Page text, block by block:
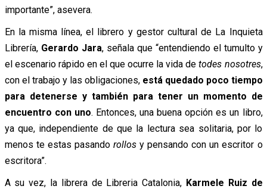
importante”, asevera.
En la misma línea, el librero y gestor cultural de La Inquieta
Librería, Gerardo Jara, señala que “entendiendo el tumulto y
el escenario rápido en el que ocurre la vida detodes nosotres,
con el trabajo y las obligaciones, está quedado poco tiempo
para detenerse y también para tener un momento de
encuentro con uno. Entonces, una buena opción es un libro,
ya que, independiente de que la lectura sea solitaria, por lo
menos te estas pasando rollosy pensando con un escritor o
escritora”.
A su vez, la librera de Libreria Catalonia, Karmele Ruiz de